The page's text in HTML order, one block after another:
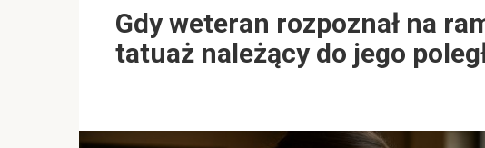
Gdy weteran rozpoznał na
tatuaż należący do jego